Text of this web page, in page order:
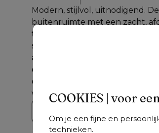
COOKIES | voor
Om je een fijne en
technieken.
Modern, stijlvol, uitnodigend.
buitenruimte met een zacht,
topkwaliteit: aluminium, rope
speelse lijnen van de Orso
aan de bijpassende Orso
een plek om weg te dromen.
ontspanning en biedt een
waardoor elk moment buiten